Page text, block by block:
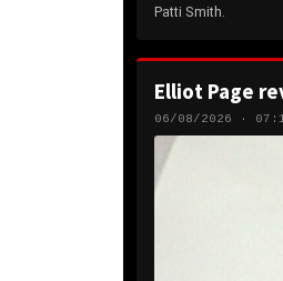
Patti Smith.
Elliot Page
06/08/2026 ·